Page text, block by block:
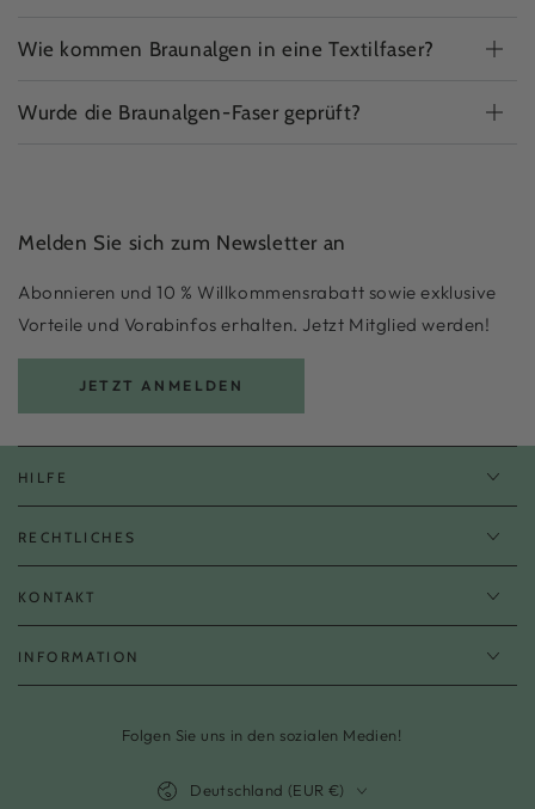
Wie kommen Braunalgen in eine Textilfaser?
Wurde die Braunalgen-Faser geprüft?
Melden Sie sich zum Newsletter an
Abonnieren und 10 % Willkommensrabatt sowie exklusive
Vorteile und Vorabinfos erhalten. Jetzt Mitglied werden!
JETZT ANMELDEN
HILFE
RECHTLICHES
KONTAKT
INFORMATION
Folgen Sie uns in den sozialen Medien!
Deutschland (EUR €)